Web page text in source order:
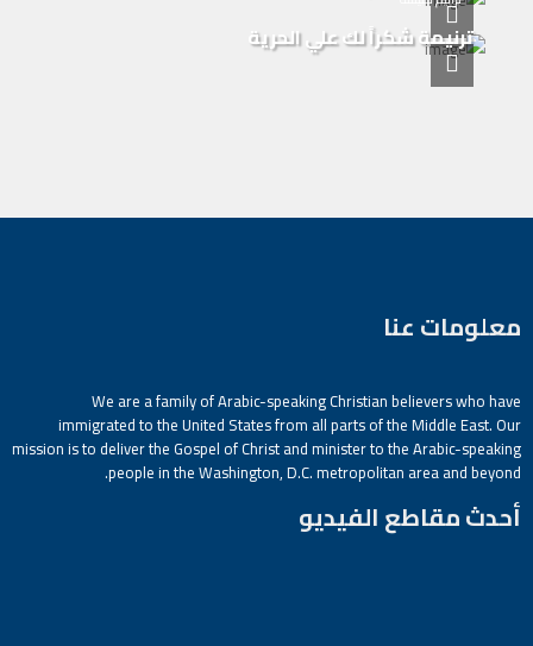
ترنيمة شكراً لك علي الحرية
معلومات عنا
We are a family of Arabic-speaking Christian believers who have
immigrated to the United States from all parts of the Middle East. Our
mission is to deliver the Gospel of Christ and minister to the Arabic-speaking
people in the Washington, D.C. metropolitan area and beyond.
أحدث مقاطع الفيديو